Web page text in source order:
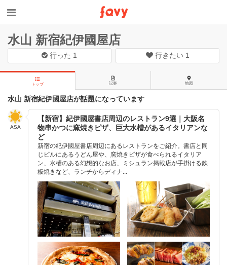
水山 新宿紀伊國屋店
行った 1 行きたい 1
トップ 記事 地図
水山 新宿紀伊國屋店が話題になっています
ASA
【新宿】紀伊國屋書店周辺のレストラン9選｜大阪名
物串かつに窯焼きピザ、巨大水槽があるイタリアンな
ど
新宿の紀伊國屋書店周辺にあるレストランをご紹介。書店と同
じビルにあるうどん屋や、窯焼きピザが食べられるイタリア
ン、水槽のある幻想的なお店、ミシュラン掲載店が手掛ける鉄
板焼きなど、ランチからディナ...